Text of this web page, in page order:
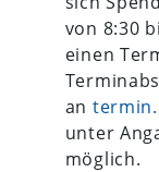
von 8:30
einen
an
unter
möglich.